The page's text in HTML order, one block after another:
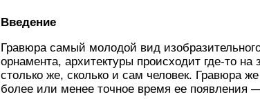
Введение
Гравюра самый молодой вид
орнамента, архитектуры происходит где-то
столько же, сколько и сам человек. Гравюра
более или менее точное время ее появления